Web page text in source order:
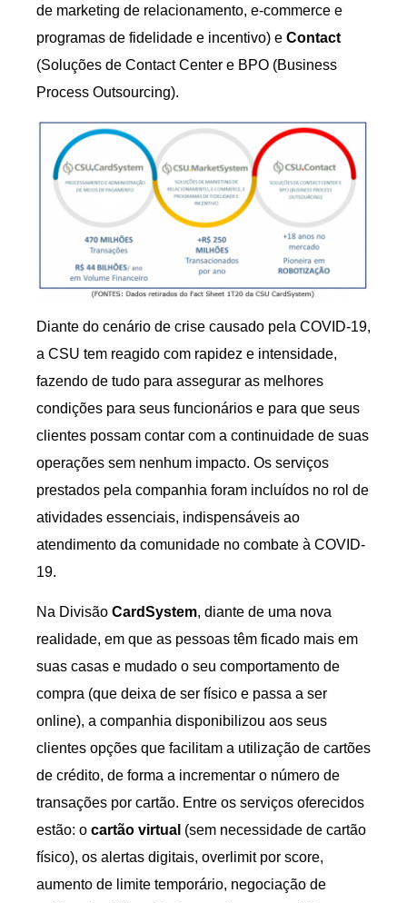
de marketing de relacionamento, e-commerce e
programas de fidelidade e incentivo) e Contact
(Soluções de Contact Center e BPO (Business
Process Outsourcing).
Diante do cenário de crise causado pela COVID-19,
a CSU tem reagido com rapidez e intensidade,
fazendo de tudo para assegurar as melhores
condições para seus funcionários e para que seus
clientes possam contar com a continuidade de suas
operações sem nenhum impacto. Os serviços
prestados pela companhia foram incluídos no rol de
atividades essenciais, indispensáveis ao
atendimento da comunidade no combate à COVID-
19.
Na Divisão CardSystem, diante de uma nova
realidade, em que as pessoas têm ficado mais em
suas casas e mudado o seu comportamento de
compra (que deixa de ser físico e passa a ser
online), a companhia disponibilizou aos seus
clientes opções que facilitam a utilização de cartões
de crédito, de forma a incrementar o número de
transações por cartão. Entre os serviços oferecidos
estão: o cartão virtual (sem necessidade de cartão
físico), os alertas digitais, overlimit por score,
aumento de limite temporário, negociação de